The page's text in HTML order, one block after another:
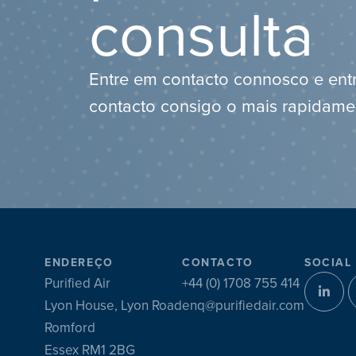
consulta
Entre em contacto connosco e
contacto consigo o mais
ENDEREÇO
Purified Air
Lyon House, Lyon Road
Romford
Essex RM1 2BG
CONTACTO
+44 (0) 1708 755 414
enq@purifiedair.com
SOCIAL